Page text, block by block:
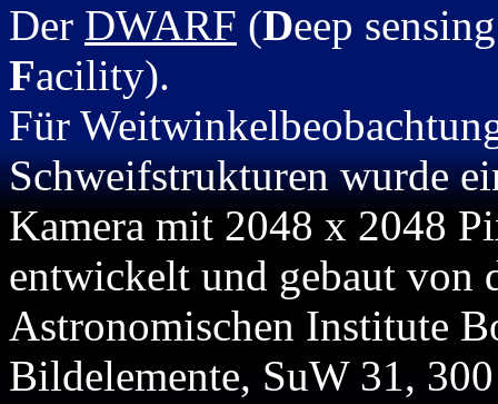
Der DWARF (Deep
Facility).
Für
Schweifstrukturen wurde
Kamera mit 2048 x 2048
entwickelt und gebaut von
Astronomischen Institute
Bildelemente, SuW 31,